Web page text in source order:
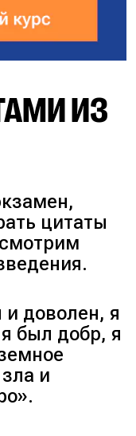
ИЗ
цитаты
и доволен, я
был добр, я
и